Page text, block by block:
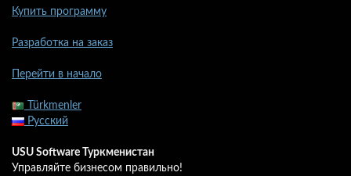
Купить программу
Разработка на заказ
Перейти в начало
Türkmenler
Русский
USU Software Туркменистан
Управляйте бизнесом правильно!